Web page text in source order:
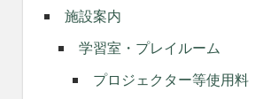
施設案内
学習室・プレイルーム
プロジェクター等使用料